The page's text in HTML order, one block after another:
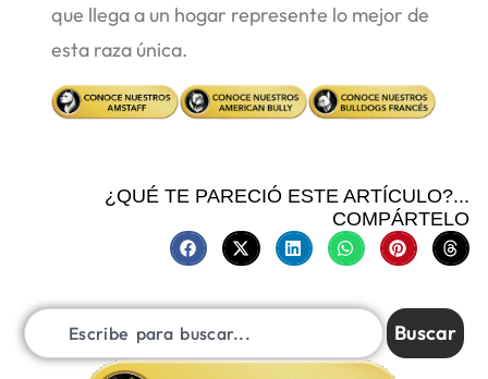
que llega a un hogar represente lo mejor de
esta raza única.
¿QUÉ TE PARECIÓ ESTE ARTÍCULO?...
COMPÁRTELO
Buscar